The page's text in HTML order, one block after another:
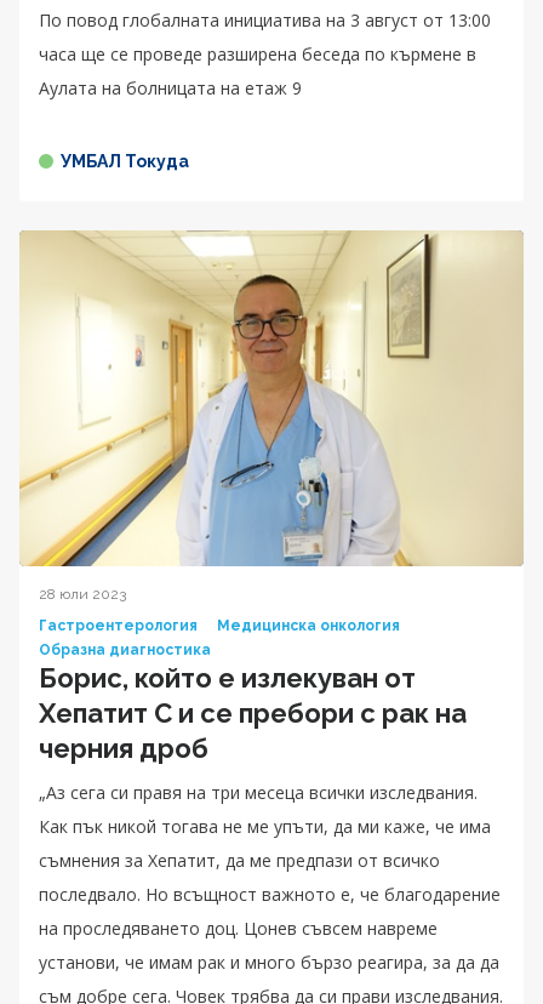
По повод глобалната инициатива на 3 август от 13:00
часа ще се проведе разширена беседа по кърмене в
Аулата на болницата на етаж 9
УМБАЛ Токуда
28 юли 2023
Гастроентерология
Медицинска онкология
Образна диагностика
Борис, който е излекуван от
Хепатит C и се пребори с рак на
черния дроб
„Аз сега си правя на три месеца всички изследвания.
Как пък никой тогава не ме упъти, да ми каже, че има
съмнения за Хепатит, да ме предпази от всичко
последвало. Но всъщност важното е, че благодарение
на проследяването доц. Цонев съвсем навреме
установи, че имам рак и много бързо реагира, за да да
съм добре сега. Човек трябва да си прави изследвания.